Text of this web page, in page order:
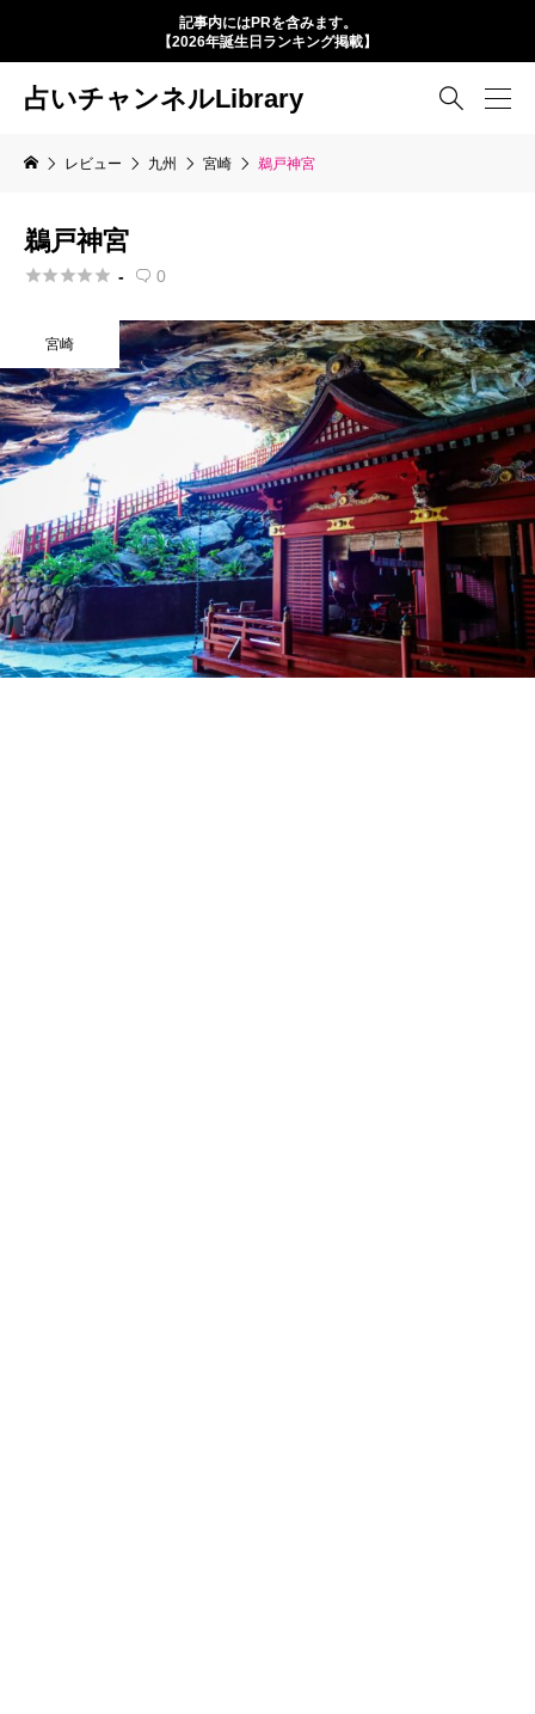
記事内にはPRを含みます。
【2026年誕生日ランキング掲載】
占いチャンネルLibrary 
レビュー 九州 宮崎 鵜戸神宮
鵜戸神宮
 -  0
宮崎